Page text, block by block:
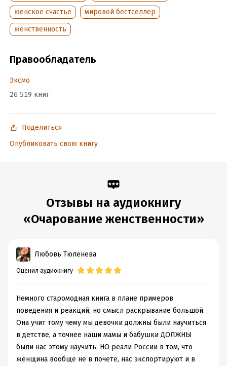
женское счастье
мировой бестселлер
женственность
Правообладатель
Эксмо
26 519 книг
Поделиться
Опубликовать свою книгу
Отзывы на аудиокнигу
«Очарование женственности»
Любовь Тюленева
Оценил аудиокнигу
Немного старомодная книга в плане примеров
поведения и реакций, но смысл раскрывание большой.
Она учит тому чему мы девочки должны были научиться
в детстве, а точнее наши мамы и бабушки ДОЛЖНЫ
были нас этому научить. НО реали России в том, что
женщина вообще не в почете, нас экспортируют и в